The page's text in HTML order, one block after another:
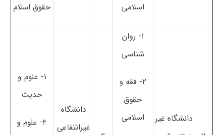
اسلامی
حقوق اسلام
دانشگاه غیر
۱- روان
شناسی
۲- فقه و
حقوق
اسلامی
دانشگاه
غیرانتفاعی
۱- علوم و
حدیث
۲- علوم و